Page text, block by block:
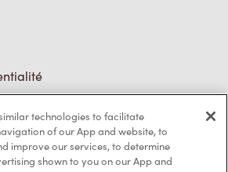
technologies to facilitate
of our App and website, to
improve our services, to determine
shown to you on our App and